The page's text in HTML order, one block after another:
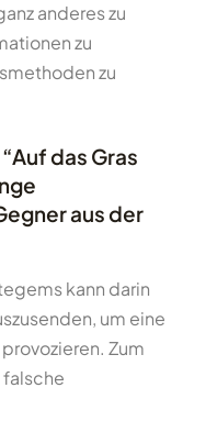
anderes zu
zu
zu
das Gras
aus der
kann darin
um eine
Zum